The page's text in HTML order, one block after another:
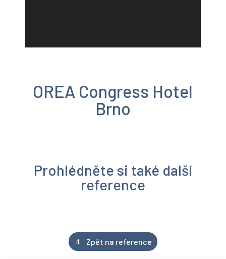
OREA Congress Hotel
Brno
Prohlédněte si také další
reference
Zpět na reference